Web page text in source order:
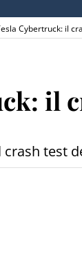
Cybertruck: il
il
crash